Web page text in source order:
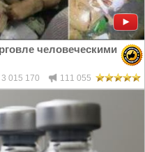
человеческими
3 015 170 111 055